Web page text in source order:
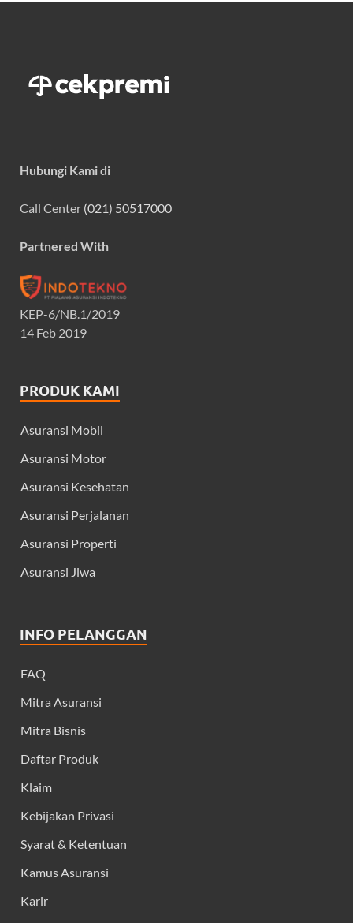
Hubungi Kami di
Call Center (021) 50517000
Partnered With
KEP-6/NB.1/2019
14 Feb 2019
PRODUK KAMI
Asuransi Mobil
Asuransi Motor
Asuransi Kesehatan
Asuransi Perjalanan
Asuransi Properti
Asuransi Jiwa
INFO PELANGGAN
FAQ
Mitra Asuransi
Mitra Bisnis
Daftar Produk
Klaim
Kebijakan Privasi
Syarat & Ketentuan
Kamus Asuransi
Karir